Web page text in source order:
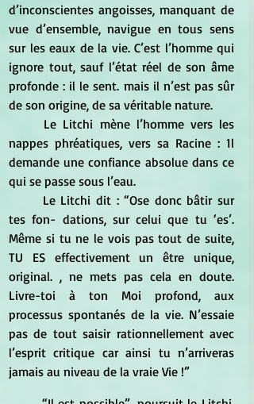
d’inconscientes angoisses, manquant de
vue d’ensemble, navigue en tous sens
sur les eaux de la vie. C’est l’homme qui
ignore tout, sauf l’état réel de son âme
profonde : il le sent. mais il n’est pas sûr
de son origine, de sa véritable nature.
nappes phréatiques, vers sa Racine : 1l
demande une confiance absolue dans ce
qui se passe sous l’eau.
tes fon- dations, sur celui que tu ‘es’.
Même si tu ne le vois pas tout de suite,
TU ES effectivement un être unique,
original. , ne mets pas cela en doute.
Livre-toi à ton Moi profond, aux
processus spontanés de la vie. N’essaie
pas de tout saisir rationnellement avec
l’esprit critique car ainsi tu n’arriveras
jamais au niveau de la vraie Vie !”